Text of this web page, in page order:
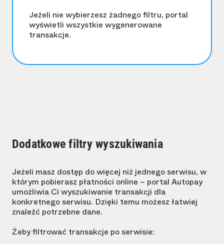
Jeżeli nie wybierzesz żadnego filtru, portal
wyświetli wszystkie wygenerowane
transakcje.
Dodatkowe filtry wyszukiwania
Jeżeli masz dostęp do więcej niż jednego serwisu, w
którym pobierasz płatności online – portal Autopay
umożliwia Ci wyszukiwanie transakcji dla
konkretnego serwisu. Dzięki temu możesz łatwiej
znaleźć potrzebne dane.
Żeby filtrować transakcje po serwisie: